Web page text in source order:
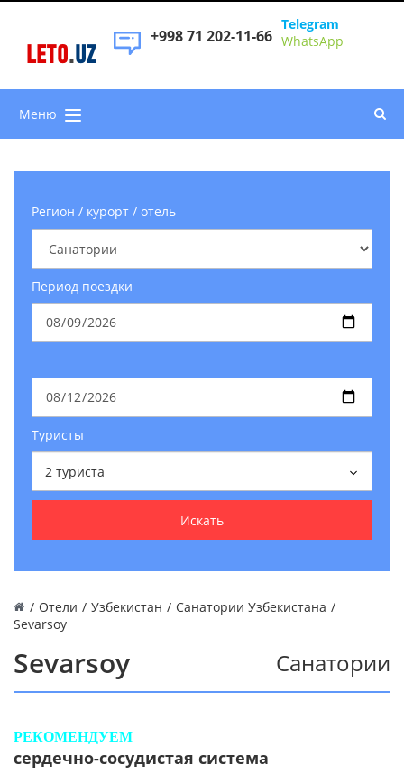
LETO.UZ
+998 71 202-11-66
Telegram
WhatsApp
Меню
Регион / курорт / отель
Период поездки
Туристы
2 туриста
Искать
/ Отели / Узбекистан / Санатории Узбекистана /
Sevarsoy
Sevarsoy Санатории
РЕКОМЕНДУЕМ
сердечно-сосудистая система